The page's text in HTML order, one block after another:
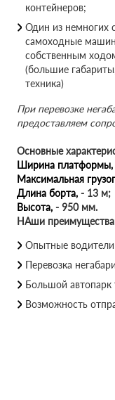
контейнеров;
Один из немногих
самоходные
собственным
(большие
техника)
При перевозке
предоставляем
Основные
Ширина платформы,
Максимальная
Длина борта, - 13 м;
Высота, - 950 мм.
НАши
Опытные водители
Перевозка
Большой автопарк
Возможность